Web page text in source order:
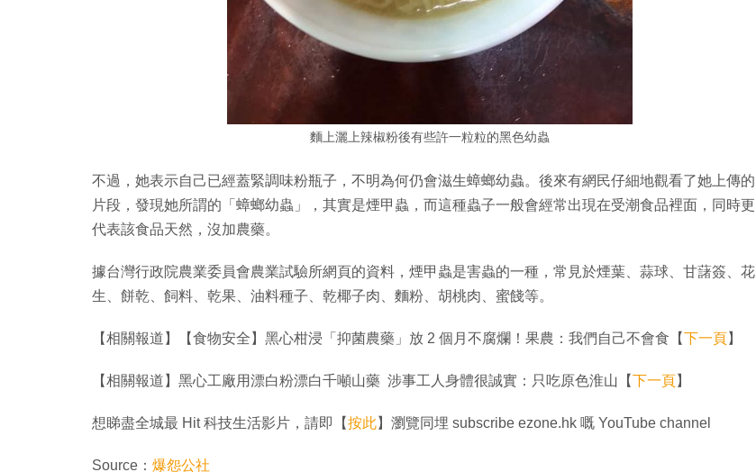
麵上灑上辣椒粉後有些許一粒粒的黑色幼蟲
不過，她表示自己已經蓋緊調味粉瓶子，不明為何仍會滋生蟑螂幼蟲。後來有網民仔細地觀看了她上傳的
片段，發現她所謂的「蟑螂幼蟲」，其實是煙甲蟲，而這種蟲子一般會經常出現在受潮食品裡面，同時更
代表該食品天然，沒加農藥。
據台灣行政院農業委員會農業試驗所網頁的資料，煙甲蟲是害蟲的一種，常見於煙葉、蒜球、甘藷簽、花
生、餅乾、飼料、乾果、油料種子、乾椰子肉、麵粉、胡桃肉、蜜餞等。
【相關報道】【食物安全】黑心柑浸「抑菌農藥」放 2 個月不腐爛！果農：我們自己不會食【下一頁】
【相關報道】黑心工廠用漂白粉漂白千噸山藥 涉事工人身體很誠實：只吃原色淮山【下一頁】
想睇盡全城最 Hit 科技生活影片，請即【按此】瀏覽同埋 subscribe ezone.hk 嘅 YouTube channel
Source： 爆怨公社